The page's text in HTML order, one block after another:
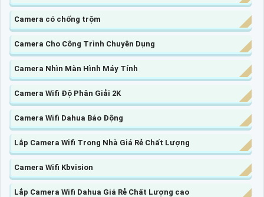
Camera có chống trộm
Camera Cho Công Trình Chuyên Dụng
Camera Nhìn Màn Hình Máy Tính
Camera Wifi Độ Phân Giải 2K
Camera Wifi Dahua Báo Động
Lắp Camera Wifi Trong Nhà Giá Rẻ Chất Lượng
Camera Wifi Kbvision
Lắp Camera Wifi Dahua Giá Rẻ Chất Lượng cao